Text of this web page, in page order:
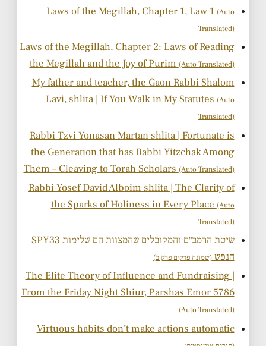
Laws of the Megillah, Chapter 1, Law 1 (Auto
Translated)
Laws of the Megillah, Chapter 2: Laws of Reading
the Megillah and the Joy of Purim (Auto Translated)
My father and teacher, the Gaon Rabbi Shalom
Lavi, shlita | If You Walk in My Statutes(Auto
Translated)
Rabbi Tzvi Yonasan Martan shlita | Fortunate is
the Generation that has Rabbi Yitzchak Among
Them – Cleaving to Torah Scholars (Auto Translated)
Rabbi Yosef David Alboim shlita | The Clarity of
the Sparks of Holiness in Every Place (Auto
Translated)
SPY33 שיטת הרמב״ם והמקובלים שהמצוות הם שלימות
הנפש(שמונה פרקים פרק ב)
The Elite Theory of Influence and Fundraising |
From the Friday Night Shiur, Parshas Emor 5786
(Auto Translated)
Virtuous habits don’t make actions automatic